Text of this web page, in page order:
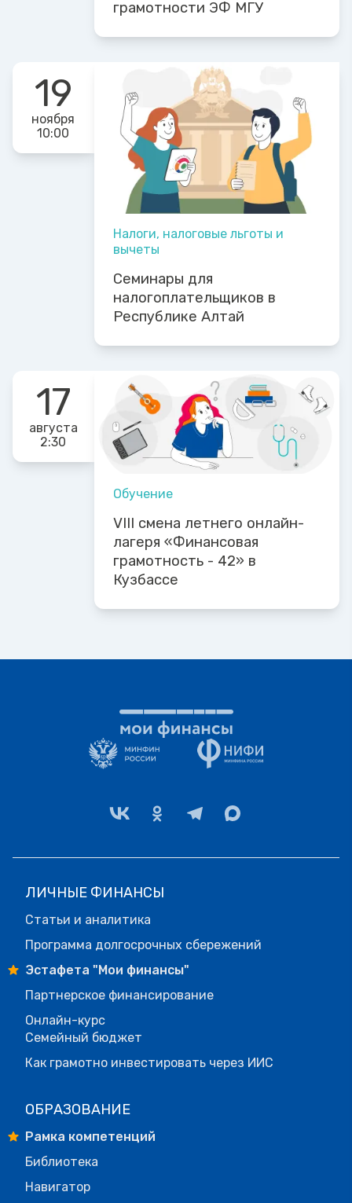
грамотности ЭФ МГУ
19
ноября
10:00
Налоги, налоговые льготы и
вычеты
Семинары для
налогоплательщиков в
Республике Алтай
17
августа
2:30
Обучение
VIII смена летнего онлайн-
лагеря «Финансовая
грамотность - 42» в
Кузбассе
ЛИЧНЫЕ ФИНАНСЫ
Статьи и аналитика
Программа долгосрочных сбережений
Эстафета "Мои финансы"
Партнерское финансирование
Онлайн-курс
Семейный бюджет
Как грамотно инвестировать через ИИС
ОБРАЗОВАНИЕ
Рамка компетенций
Библиотека
Навигатор